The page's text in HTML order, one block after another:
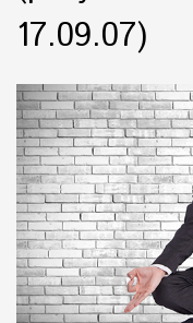
17.09.07)